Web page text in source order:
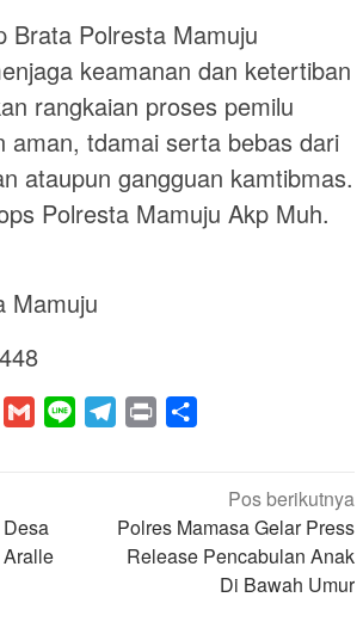
Brata Polresta Mamuju
keamanan dan ketertiban
rangkaian proses pemilu
aman, tdamai serta bebas dari
ataupun gangguan kamtibmas.
Polresta Mamuju Akp Muh.
Mamuju
448
WhatsApp
Gmail Line Telegram
Print
Pos berikutnya
Polres Mamasa Gelar Press
Release Pencabulan Anak
Di Bawah Umur